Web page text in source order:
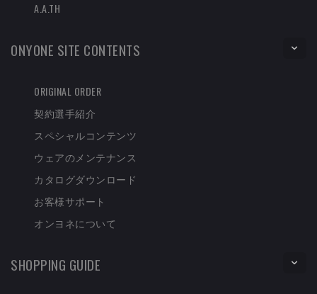
A.A.TH
ONYONE SITE CONTENTS
ORIGINAL ORDER
契約選手紹介
スペシャルコンテンツ
ウェアのメンテナンス
カタログダウンロード
お客様サポート
オンヨネについて
SHOPPING GUIDE